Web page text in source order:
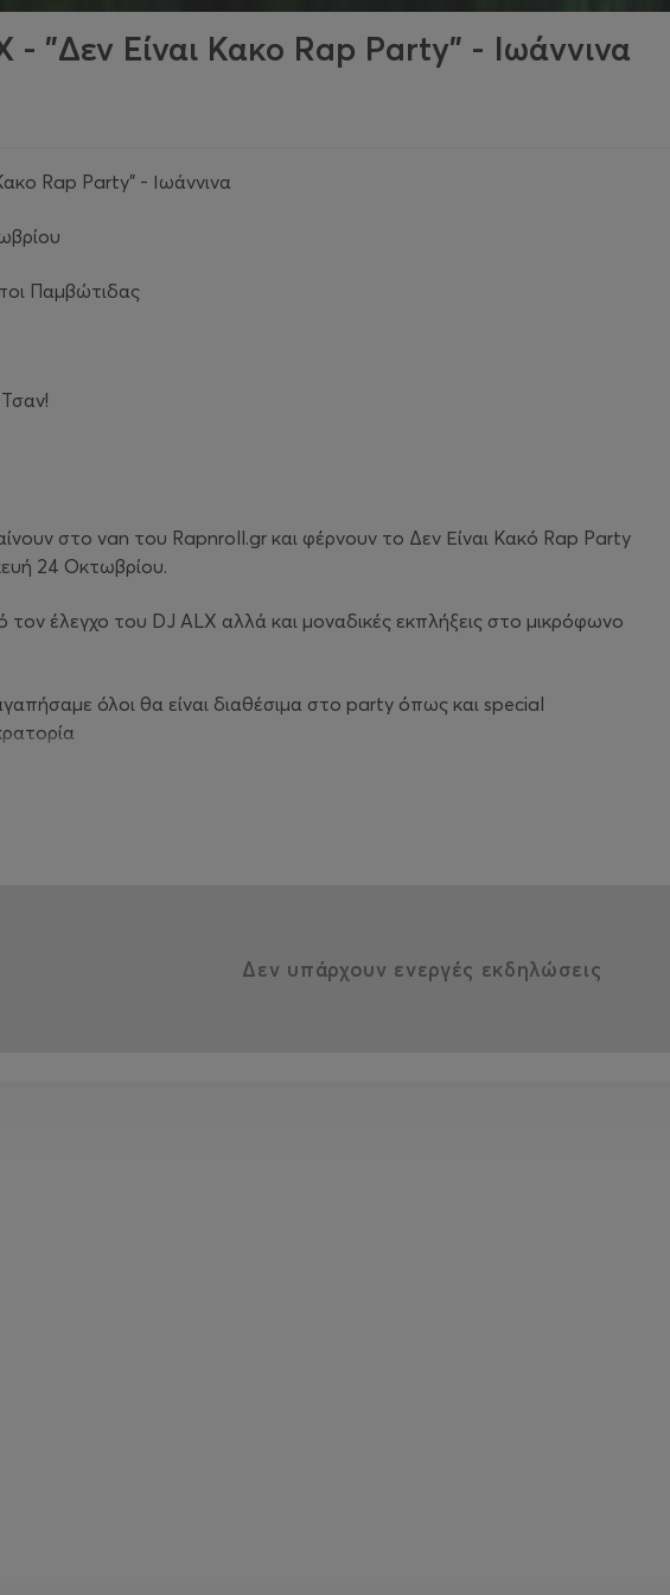
- "Δεν Είναι Κακο Rap Party" - Ιωάννινα
Rap Party" - Ιωάννινα
Παμβώτιδας
στο van του Rapnroll.gr και φέρνουν το Δεν Είναι Κακό Rap Party
24 Οκτωβρίου.
τον έλεγχο του DJ ALX αλλά και μοναδικές εκπλήξεις στο μικρόφωνο
όλοι θα είναι διαθέσιμα στο party όπως και special
Δεν υπάρχουν ενεργές εκδηλώσεις